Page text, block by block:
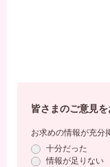
皆さまのご意見
お求めの情報が充分
十分だった
情報が足りない